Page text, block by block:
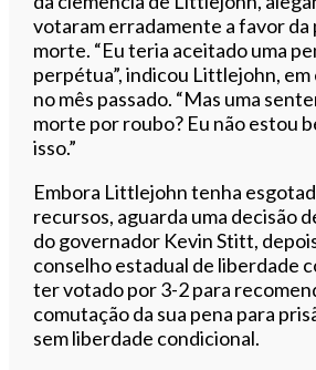
votaram erradamente a favor da
morte. “Eu teria aceitado uma
perpétua”, indicou Littlejohn,
no mês passado. “Mas uma
morte por roubo? Eu não estou
isso.”
Embora Littlejohn tenha
recursos, aguarda uma decisão
do governador Kevin Stitt,
conselho estadual de liberdade
ter votado por 3-2 para
comutação da sua pena para
sem liberdade condicional.